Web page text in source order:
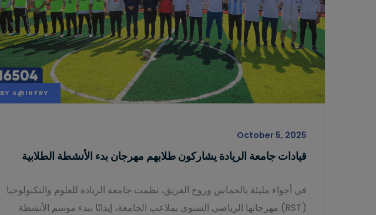
BY A@INFRY
October 5, 2025
قيادات جامعة الريادة يشاركون طلابهم مهرجان بدء الأنشطة الطلابية
في أجواء مليئة بالحماس وروح الفريق، نظمت جامعة الريادة للعلوم والتكنولوجيا
(RST) مهرجانها الرياضي السنوي بملاعب الجامعة، إيذانًا ببدء موسم الأنشطة